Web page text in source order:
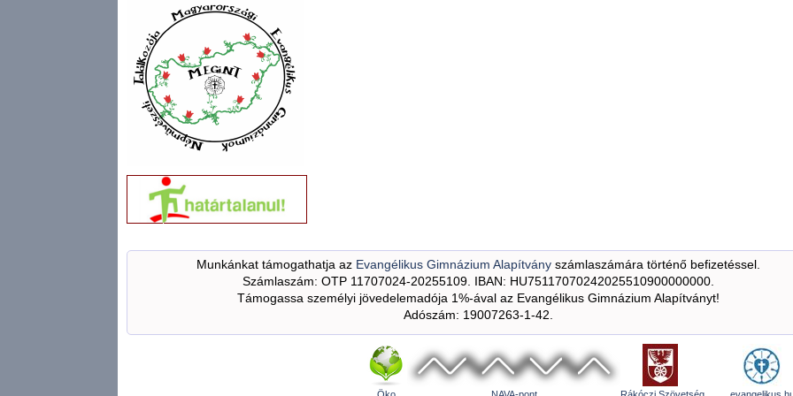
Munkánkat támogathatja az Evangélikus Gimnázium Alapítványszámlaszámára történő befizetéssel.
Számlaszám: OTP 11707024-20255109. IBAN: HU75117070242025510900000000.
Támogassa személyi jövedelemadója 1%-ával az Evangélikus Gimnázium Alapítványt!
Adószám: 19007263-1-42.